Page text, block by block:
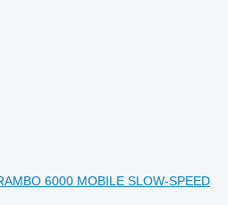
6000 MOBILE SLOW-SPEED